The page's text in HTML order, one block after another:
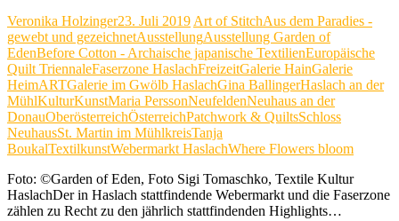
Veronika Holzinger23. Juli 2019 Art of StitchAus dem Paradies -
gewebt und gezeichnetAusstellungAusstellung Garden of
EdenBefore Cotton - Archaische japanische TextilienEuropäische
Quilt TriennaleFaserzone HaslachFreizeitGalerie HainGalerie
HeimARTGalerie im Gwölb HaslachGina BallingerHaslach an der
MühlKulturKunstMaria PerssonNeufeldenNeuhaus an der
DonauOberösterreichÖsterreichPatchwork & QuiltsSchloss
NeuhausSt. Martin im MühlkreisTanja
BoukalTextilkunstWebermarkt HaslachWhere Flowers bloom
Foto: ©Garden of Eden, Foto Sigi Tomaschko, Textile Kultur
HaslachDer in Haslach stattfindende Webermarkt und die Faserzone
zählen zu Recht zu den jährlich stattfindenden Highlights…